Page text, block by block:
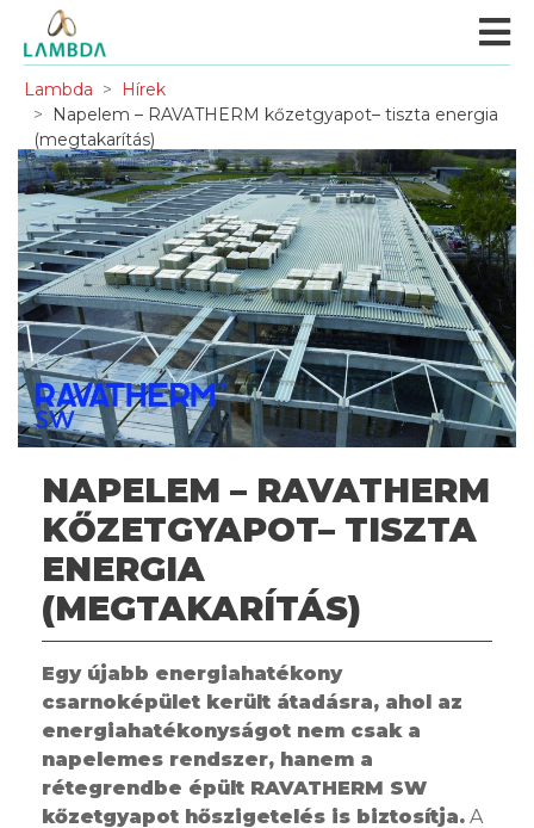
Lambda
Hírek
Napelem – RAVATHERM kőzetgyapot– tiszta energia
(megtakarítás)
NAPELEM – RAVATHERM
KŐZETGYAPOT– TISZTA
ENERGIA
(MEGTAKARÍTÁS)
Egy újabb energiahatékony
csarnoképület került átadásra, ahol az
energiahatékonyságot nem csak a
napelemes rendszer, hanem a
rétegrendbe épült RAVATHERM SW
kőzetgyapot hőszigetelés is biztosítja. A